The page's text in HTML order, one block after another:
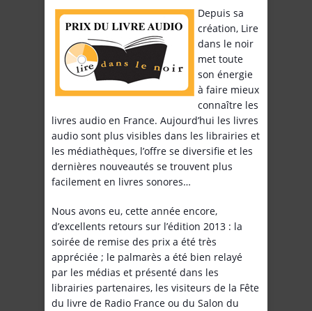
Depuis sa
création, Lire
dans le noir
met toute
son énergie
à faire mieux
connaître les
livres audio en France. Aujourd’hui les livres
audio sont plus visibles dans les librairies et
les médiathèques, l’offre se diversifie et les
dernières nouveautés se trouvent plus
facilement en livres sonores…
Nous avons eu, cette année encore,
d’excellents retours sur l’édition 2013 : la
soirée de remise des prix a été très
appréciée ; le palmarès a été bien relayé
par les médias et présenté dans les
librairies partenaires, les visiteurs de la Fête
du livre de Radio France ou du Salon du